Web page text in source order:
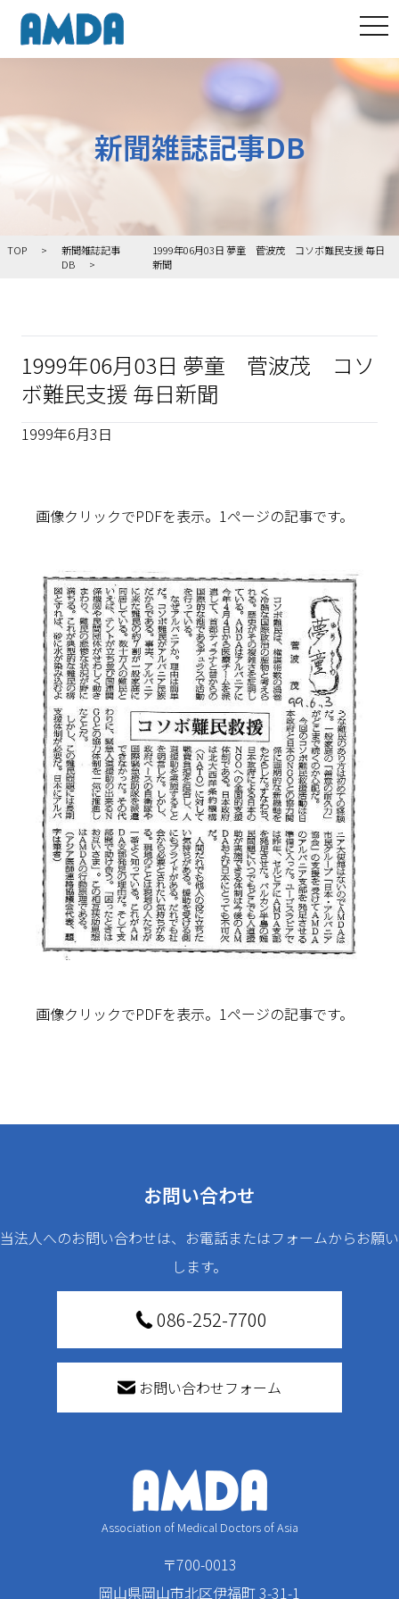
新聞雑誌記事DB
TOP
新聞雑誌記事
DB
1999年06月03日 夢童 菅波茂 コソボ難民支援 毎日
新聞
1999年06月03日 夢童 菅波茂 コソ
ボ難民支援 毎日新聞
1999年6月3日
画像クリックでPDFを表示。1ページの記事です。
画像クリックでPDFを表示。1ページの記事です。
お問い合わせ
当法人へのお問い合わせは、お電話またはフォームからお願い
します。
086-252-7700
お問い合わせフォーム
Association of Medical Doctors of Asia
〒700-0013
岡山県岡山市北区伊福町 3-31-1